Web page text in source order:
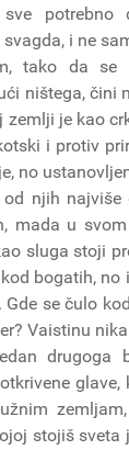
potrebno
i ne
tako da se
ništega, čini
je kao
i protiv
no
njih najviše
mada u
sluga stoji
bogatih, no
se čulo
Vaistinu
drugoga
glave,
zemljam,
stojiš sveta